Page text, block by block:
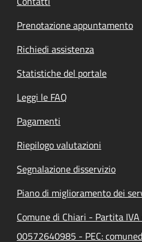
Prenotazione appuntamento
Richiedi assistenza
Statistiche del portale
Leggi le FAQ
Pagamenti
Riepilogo valutazioni
Segnalazione disservizio
Piano di miglioramento dei
Comune di Chiari - Partita
00572640985 - PEC: